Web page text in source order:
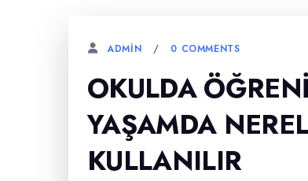
ADMIN 0 COMMENTS
OKULDA
YAŞAMDA
KULLANILIR